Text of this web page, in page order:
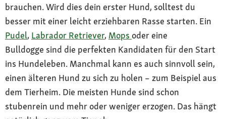
brauchen. Wird dies dein erster Hund, solltest du
besser mit einer leicht erziehbaren Rasse starten. Ein
Pudel, Labrador Retriever, Mops oder eine
Bulldogge sind die perfekten Kandidaten für den Start
ins Hundeleben. Manchmal kann es auch sinnvoll sein,
einen älteren Hund zu sich zu holen – zum Beispiel aus
dem Tierheim. Die meisten Hunde sind schon
stubenrein und mehr oder weniger erzogen. Das hängt